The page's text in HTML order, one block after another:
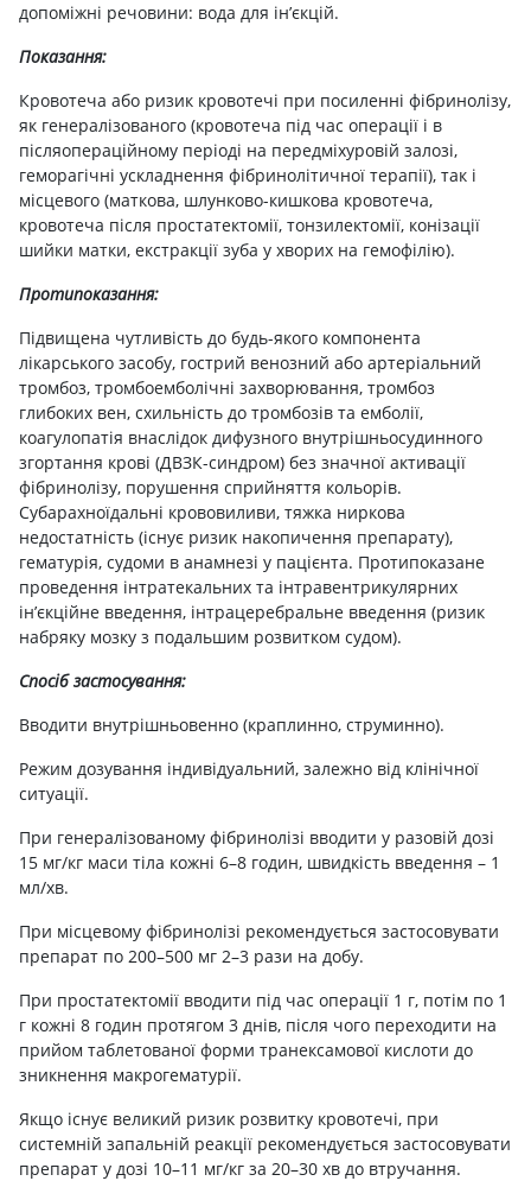
допоміжні речовини: вода для ін’єкцій.
Показання:
Кровотеча або ризик кровотечі при посиленні фібринолізу,
як генералізованого (кровотеча під час операції і в
післяопераційному періоді на передміхуровій залозі,
геморагічні ускладнення фібринолітичної терапії), так і
місцевого (маткова, шлунково-кишкова кровотеча,
кровотеча після простатектомії, тонзилектомії, конізації
шийки матки, екстракції зуба у хворих на гемофілію).
Протипоказання:
Підвищена чутливість до будь-якого компонента
лікарського засобу, гострий венозний або артеріальний
тромбоз, тромбоемболічні захворювання, тромбоз
глибоких вен, схильність до тромбозів та емболії,
коагулопатія внаслідок дифузного внутрішньосудинного
згортання крові (ДВЗК-синдром) без значної активації
фібринолізу, порушення сприйняття кольорів.
Субарахноїдальні крововиливи, тяжка ниркова
недостатність (існує ризик накопичення препарату),
гематурія, судоми в анамнезі у пацієнта. Протипоказане
проведення інтратекальних та інтравентрикулярних
ін’єкційне введення, інтрацеребральне введення (ризик
набряку мозку з подальшим розвитком судом).
Спосіб застосування:
Вводити внутрішньовенно (краплинно, струминно).
Режим дозування індивідуальний, залежно від клінічної
ситуації.
При генералізованому фібринолізі вводити у разовій дозі
15 мг/кг маси тіла кожні 6–8 годин, швидкість введення – 1
мл/хв.
При місцевому фібринолізі рекомендується застосовувати
препарат по 200–500 мг 2–3 рази на добу.
При простатектомії вводити під час операції 1 г, потім по 1
г кожні 8 годин протягом 3 днів, після чого переходити на
прийом таблетованої форми транексамової кислоти до
зникнення макрогематурії.
Якщо існує великий ризик розвитку кровотечі, при
системній запальній реакції рекомендується застосовувати
препарат у дозі 10–11 мг/кг за 20–30 хв до втручання.